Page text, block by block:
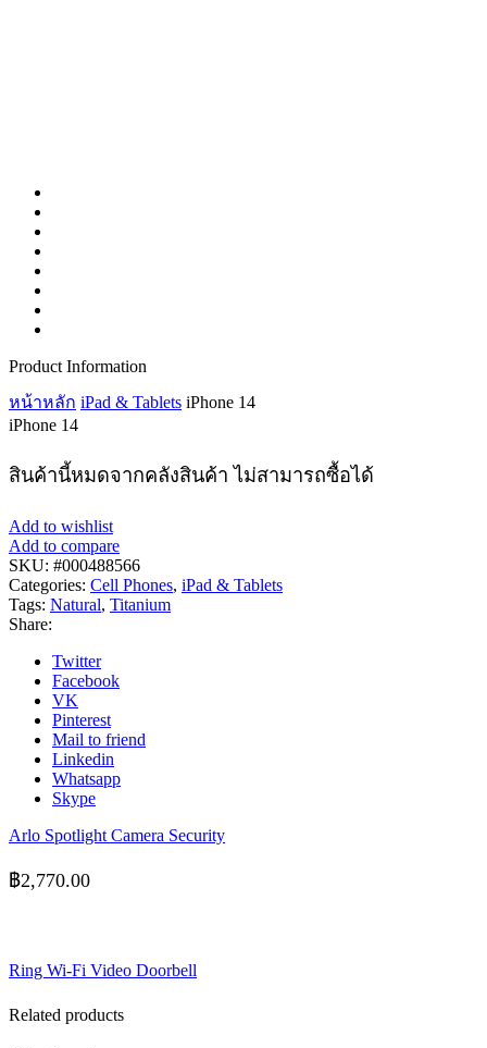
Product Information
หน้าหลัก iPad & Tablets iPhone 14
iPhone 14
สินค้านี้หมดจากคลังสินค้า ไม่สามารถซื้อได้
Add to wishlist
Add to compare
SKU: #000488566
Categories: Cell Phones, iPad & Tablets
Tags: Natural, Titanium
Share:
Twitter
Facebook
VK
Pinterest
Mail to friend
Linkedin
Whatsapp
Skype
Arlo Spotlight Camera Security
฿2,770.00
Ring Wi-Fi Video Doorbell
Related products